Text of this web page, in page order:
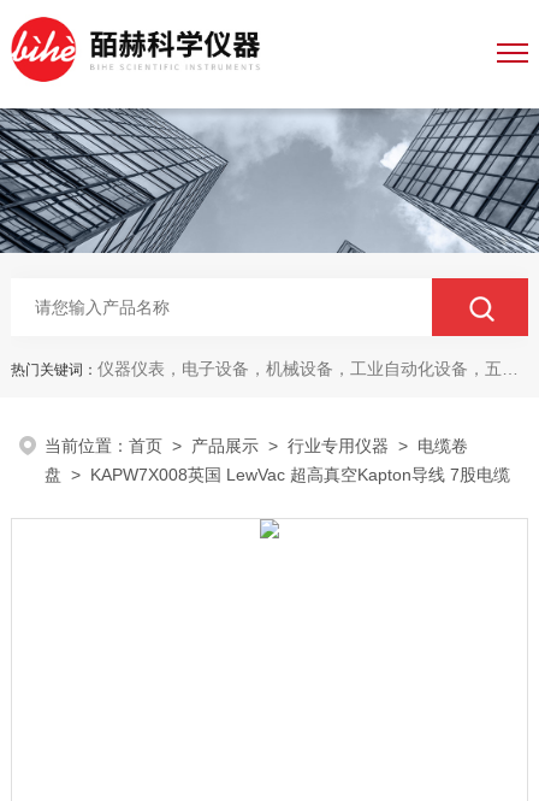
热门关键词： 仪器仪表，电子设备，机械设备，工业自动化设备，五金产品，电线电缆，金属材料，电子
当前位置：首页 > 产品展示 >行业专用仪器 > 电缆卷
盘 > KAPW7X008英国 LewVac 超高真空Kapton导线 7股电缆